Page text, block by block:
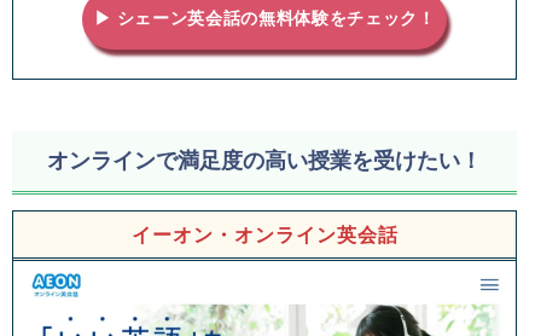
▶ シェーン英会話の無料体験をチェック！
オンラインで満足度の高い授業を受けたい！
イーオン・オンライン英会話